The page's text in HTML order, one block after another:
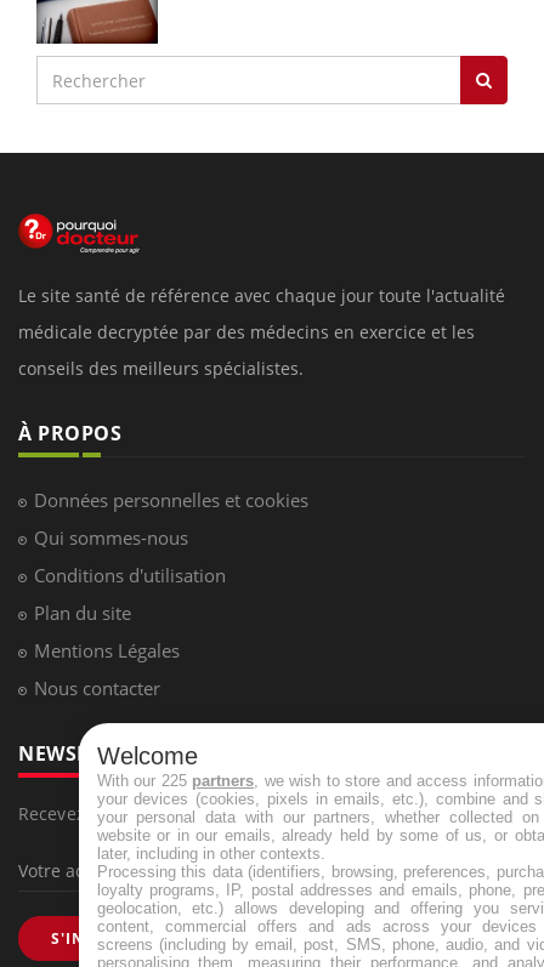
Le site santé de référence avec chaque jour toute l'actualité
médicale decryptée par des médecins en exercice et les
conseils des meilleurs spécialistes.
À PROPOS
Données personnelles et cookies
Qui sommes-nous
Conditions d'utilisation
Plan du site
Mentions Légales
Nous contacter
NEWSLETTER
Recevez toutes les semaines les meilleures infos santé
S'INSCRIRE
Welcome
With our 225 partners , we wish to store and access
your devices (cookies, pixels in emails, etc.), combine and
your personal data with our partners, whether collected
website or in our emails, already held by some of us, or
later, including in other contexts.
Processing this data (identifiers, browsing, preferences,
loyalty programs, IP, postal addresses and emails, phone,
geolocation, etc.) allows developing and offering you
content, commercial offers and ads across your devices
screens (including by email, post, SMS, phone, audio, and
personalising them, measuring their performance, and